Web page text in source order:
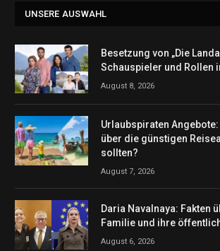
UNSERE AUSWAHL
Besetzung von „Die
Schauspieler und Rollen
August 8, 2026
Urlaubspiraten
über die günstigen
sollten?
August 7, 2026
Daria Navalnaya: Fakten
Familie und ihre
August 6, 2026